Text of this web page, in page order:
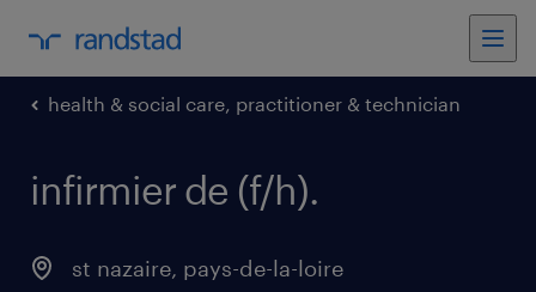
health & social care, practitioner & technician
infirmier de (f/h).
st nazaire, pays-de-la-loire